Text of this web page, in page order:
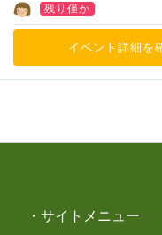
残り僅か
イベント詳細を
・サイトメニュー